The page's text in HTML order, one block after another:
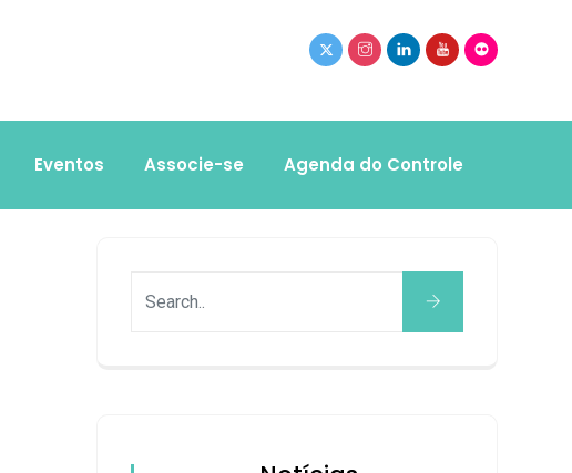
Eventos Associe-se Agenda do Controle